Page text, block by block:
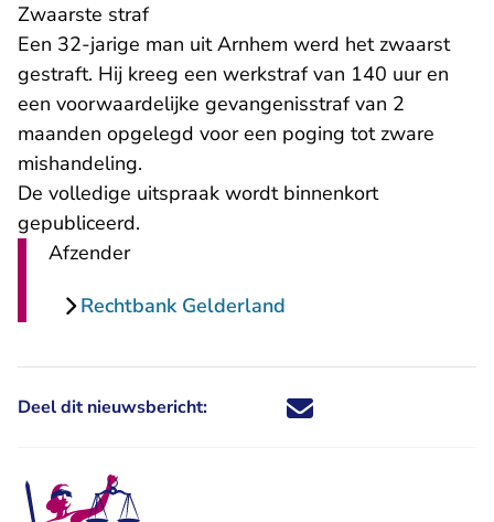
Zwaarste straf
Een 32-jarige man uit Arnhem werd het zwaarst
gestraft. Hij kreeg een werkstraf van 140 uur en
een voorwaardelijke gevangenisstraf van 2
maanden opgelegd voor een poging tot zware
mishandeling.
De volledige uitspraak wordt binnenkort
gepubliceerd.
Afzender
Rechtbank Gelderland
Deel dit nieuwsbericht: Deel dit nieuwsbericht via X -
Deel dit nieuwsbericht via
Deel dit nieuwsbericht
Deel dit